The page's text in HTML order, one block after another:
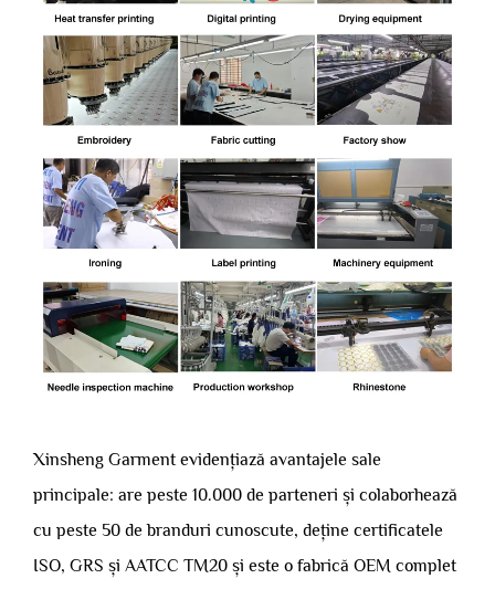
Xinsheng Garment evidențiază avantajele sale
principale: are peste 10.000 de parteneri și colaborhează
cu peste 50 de branduri cunoscute, deține certificatele
ISO, GRS și AATCC TM20 și este o fabrică OEM complet